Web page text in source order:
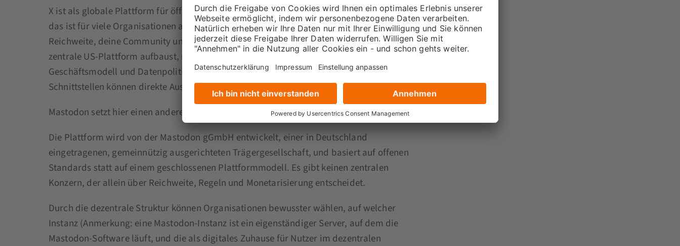
X ist als globale Plattform für öffentliche Kommunikation weiterhin relevant, aber genau
das ist für viele Organisationen auch ein strategisches Problem. Wenn du deine
Reichweite, deine Community und deine Echtzeitkommunikation vollständig über eine
zentrale US-Plattform aufbaust, machst du dich abhängig von deren Regeln, Algorithmen,
Geschäftsmodell und Datenpolitik. Änderungen an Sichtbarkeit, Moderation oder
Schnittstellen können direkte Auswirkungen auf deine Kommunikation haben.
Mastodon setzt hier einen anderen Schwerpunkt:
Die Plattform wird von der Mastodon gGmbH entwickelt, einer in Deutschland
eingetragenen, gemeinnützig ausgerichteten Trägergesellschaft, und basiert auf offenen
Standards statt auf einem geschlossenen Plattformmodell. Es gibt keinen zentralen
Konzern, der allein über Reichweite, Regeln und Monetarisierung entscheidet.
Durch die dezentrale Struktur können Organisationen bewusster wählen, auf welcher
Instanz (Anmerkung: eine Mastodon-Instanz ist ein eigenständiger Server, auf dem die
Mastodon-Software läuft, und die als digitales Zuhause für Nutzer im dezentralen